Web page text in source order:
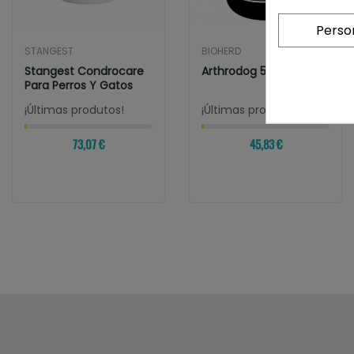
STANGEST
Stangest Condrocare
Para Perros Y Gatos
¡Últimas produtos!
73,07 €
BIOHERD
Arthrodog 500 Gr
¡Últimas produtos!
45,83 €